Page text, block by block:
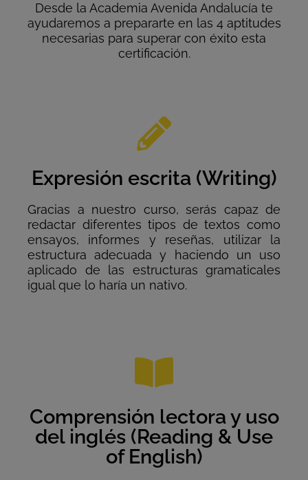
Desde la Academia Avenida Andalucía te
ayudaremos a prepararte en las 4 aptitudes
necesarias para superar con éxito esta
certificación.
Expresión escrita (Writing)
Gracias a nuestro curso, serás capaz de
redactar diferentes tipos de textos como
ensayos, informes y reseñas, utilizar la
estructura adecuada y haciendo un uso
aplicado de las estructuras gramaticales
igual que lo haría un nativo.
Comprensión lectora y uso
del inglés (Reading & Use
of English)